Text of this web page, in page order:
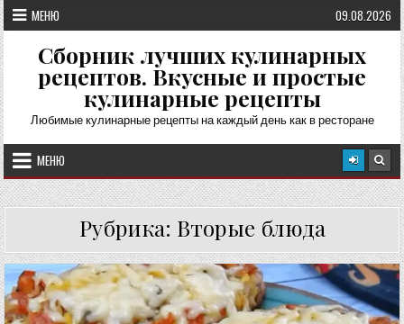
Перейти
к
содержимому
МЕНЮ 09.08.2026
Сборник лучших кулинарных
рецептов. Вкусные и простые
кулинарные рецепты
Любимые кулинарные рецепты на каждый день как в ресторане
МЕНЮ
Рубрика: Вторые блюда